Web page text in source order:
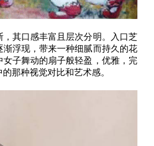
其口感丰富且层次分明。入口芝
浮现，带来一种细腻而持久的花
子舞动的扇子般轻盈，优雅，完
那种视觉对比和艺术感。